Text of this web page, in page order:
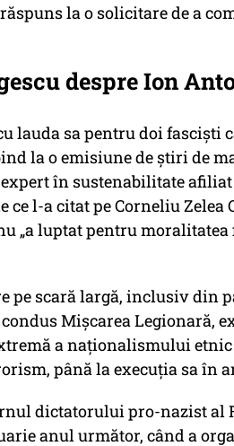
la o solicitare de a
despre Ion
lauda sa pentru doi fasciști
la o emisiune de știri de
în sustenabilitate
l-a citat pe Corneliu Zelea
„a luptat pentru
pe scară largă, inclusiv din
Mișcarea Legionară,
a naționalismului
până la execuția sa în
dictatorului pro-nazist al
anul următor, când a